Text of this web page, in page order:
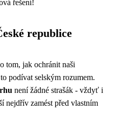
řešení!
republice
tom, jak ochránit naši
podívat selským rozumem.
není žádné strašák - vždyť i
nejdřív zamést před vlastním